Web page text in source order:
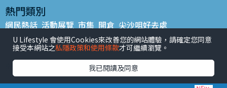
熱門類別
網民熱話 活動展覽 市集 開倉 尖沙咀好去處
銅鑼灣好去處 元朗好去處 荃灣好去處 旺角好去處 社會
餐廳情報 戶外郊遊
熱門標籤
#UGO搵好去處 #人氣活動推介 #美食社群熱話
U Lifestyle 會使用Cookies來改善您的網站體驗，請確定您同意
接受本網站之私隱政策和使用條款才可繼續瀏覽。
我已閱讀及同意